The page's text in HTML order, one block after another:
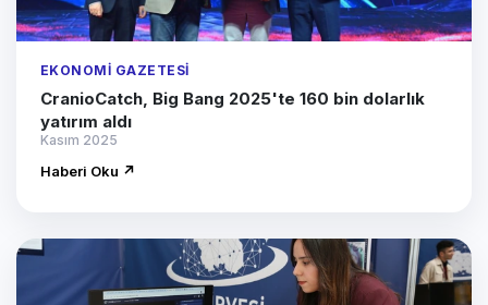
EKONOMI GAZETESI
CranioCatch, Big Bang 2025'te 160 bin dolarlık
yatırım aldı
Kasım 2025
Haberi Oku ↗